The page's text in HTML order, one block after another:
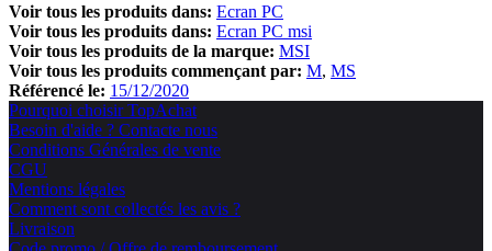
Voir tous les produits dans: Ecran PC
Voir tous les produits dans: Ecran PC msi
Voir tous les produits de la marque: MSI
Voir tous les produits commençant par: M MS
Référencé le: 15/12/2020
Pourquoi choisir TopAchat
Besoin d'aide ? Contacte nous
Conditions Générales de vente
CGU
Mentions légales
Comment sont collectés les avis ?
Livraison